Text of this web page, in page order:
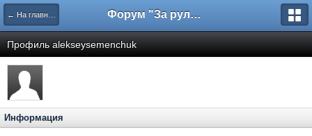
← На главную Форум "За рулем"
Профиль alekseysemenchuk
Информация